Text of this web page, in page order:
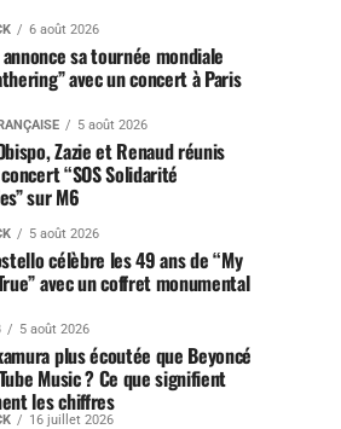
6 août 2026
sa tournée mondiale
avec un concert à Paris
5 août 2026
Zazie et Renaud réunis
“SOS Solidarité
sur M6
5 août 2026
célèbre les 49 ans de “My
avec un coffret monumental
5 août 2026
plus écoutée que Beyoncé
Music ? Ce que signifient
les chiffres
16 juillet 2026